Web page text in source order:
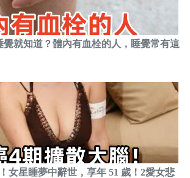
覺就知道？體內有血栓的人，睡覺常有這
女星睡夢中辭世，享年 51 歲！2愛女悲